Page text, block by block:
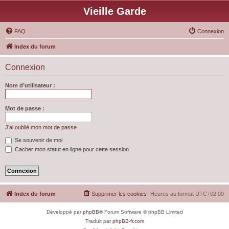
Vieille Garde
FAQ Connexion
Index du forum
Connexion
Nom d’utilisateur :
Mot de passe :
J’ai oublié mon mot de passe
Se souvenir de moi
Cacher mon statut en ligne pour cette session
Index du forum Heures au format UTC+02:00
Supprimer les cookies
Développé parphpBB® Forum Software © phpBB Limited
Traduit parphpBB-fr.com